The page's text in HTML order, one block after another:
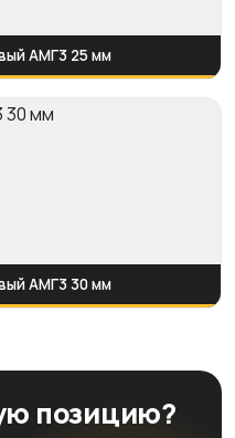
АМГ3 25 мм
АМГ3 30 мм
позицию?